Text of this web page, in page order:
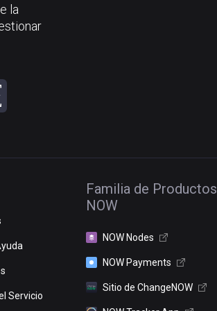
la
Servicio
Familia de Productos
NOW
NOW Nodes
NOW Payments
Sitio de ChangeNOW